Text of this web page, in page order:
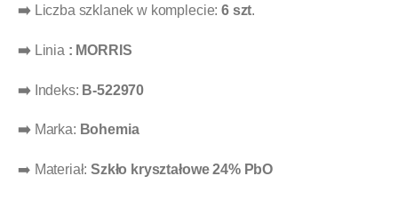
➡️ Liczba szklanek w komplecie:6 szt.
➡️ Linia : MORRIS
➡️ Indeks: B-522970
➡️ Marka: Bohemia
➡️ Materiał:Szkło kryształowe 24% PbO